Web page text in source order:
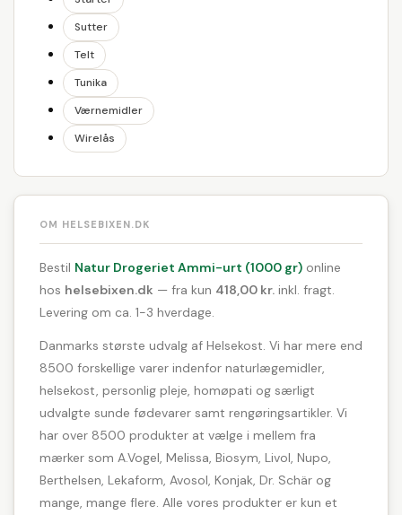
Sutter
Telt
Tunika
Værnemidler
Wirelås
OM HELSEBIXEN.DK
Bestil Natur Drogeriet Ammi-urt (1000 gr) online
hos helsebixen.dk — fra kun 418,00 kr. inkl. fragt.
Levering om ca. 1-3 hverdage.
Danmarks største udvalg af Helsekost. Vi har mere end
8500 forskellige varer indenfor naturlægemidler,
helsekost, personlig pleje, homøpati og særligt
udvalgte sunde fødevarer samt rengøringsartikler. Vi
har over 8500 produkter at vælge i mellem fra
mærker som A.Vogel, Melissa, Biosym, Livol, Nupo,
Berthelsen, Lekaform, Avosol, Konjak, Dr. Schär og
mange, mange flere. Alle vores produkter er kun et